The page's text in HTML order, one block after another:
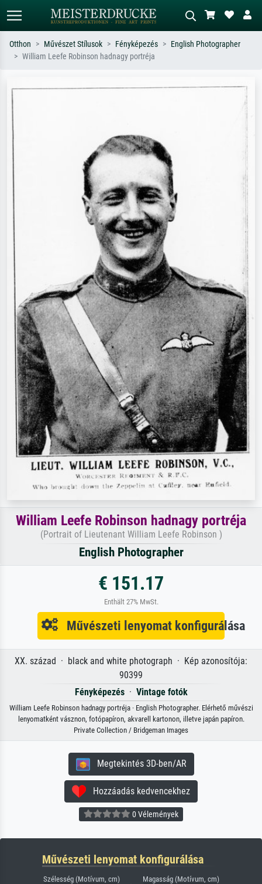
Keressen művész, műcím vagy stílus
Írja le a jelenetet – pl. zöld rét, sok
piros absztrakt, sötét olajkép, álló akt
Otthon Művészet Stílusok Fényképezés
English Photographer
William Leefe Robinson hadnagy portréja
William Leefe Robinson hadnagy portréja
(Portrait of Lieutenant William Leefe Robinson )
English Photographer
€ 151.17
Enthält 27% MwSt.
Művészeti lenyomat konfigurálása
XX. század · black and white photograph · Kép azonosítója:
90399
Fényképezés· Vintage fotók
William Leefe Robinson hadnagy portréja · English Photographer. Elérhető művészi
lenyomatként vásznon, fotópapíron, akvarell kartonon, illetve japán papíron.
Private Collection / Bridgeman Images
Megtekintés 3D-ben/AR
Hozzáadás kedvencekhez
0 Vélemények
Művészeti lenyomat konfigurálása
Szélesség (Motívum, cm) Magasság (Motívum, cm)